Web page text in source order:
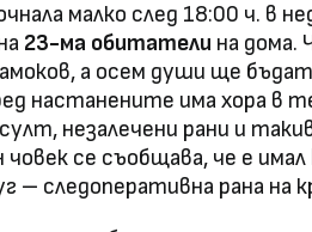
малко след 18:00 ч. в
23-ма обитатели на
а осем души ще
настанените има хора в
незалечени рани и
човек се съобщава, че е имал
– следоперативна рана